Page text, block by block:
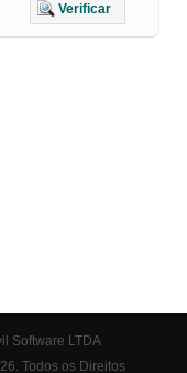
Verificar
Software LTDA
Todos os Direitos